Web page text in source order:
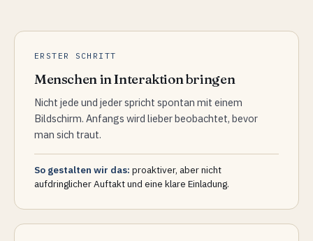
ERSTER SCHRITT
Menschen in Interaktion bringen
Nicht jede und jeder spricht spontan mit einem
Bildschirm. Anfangs wird lieber beobachtet, bevor
man sich traut.
So gestalten wir das: proaktiver, aber nicht
aufdringlicher Auftakt und eine klare Einladung.